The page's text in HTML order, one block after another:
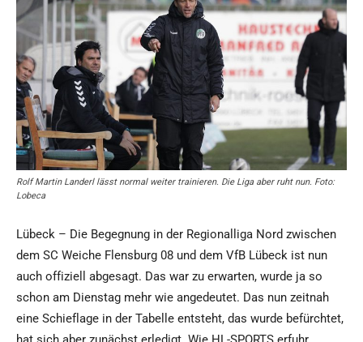
Rolf Martin Landerl lässt normal weiter trainieren. Die Liga aber ruht nun. Foto:
Lobeca
Lübeck – Die Begegnung in der Regionalliga Nord zwischen
dem SC Weiche Flensburg 08 und dem VfB Lübeck ist nun
auch offiziell abgesagt. Das war zu erwarten, wurde ja so
schon am Dienstag mehr wie angedeutet. Das nun zeitnah
eine Schieflage in der Tabelle entsteht, das wurde befürchtet,